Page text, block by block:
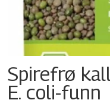
Spirefrø
E. coli-funn